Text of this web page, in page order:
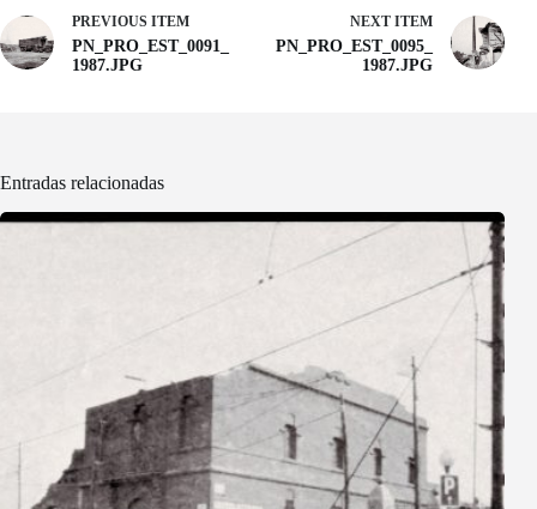
PREVIOUS ITEM
PN_PRO_EST_0091_
1987.JPG
NEXT ITEM
PN_PRO_EST_0095_
1987.JPG
Entradas relacionadas